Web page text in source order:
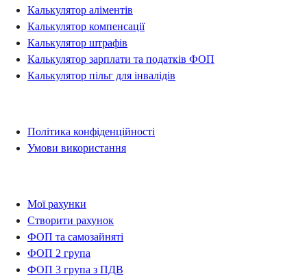
Калькулятор аліментів
Калькулятор компенсації
Калькулятор штрафів
Калькулятор зарплати та податків ФОП
Калькулятор пільг для інвалідів
Політика конфіденційності
Умови використання
Мої рахунки
Створити рахунок
ФОП та самозайняті
ФОП 2 група
ФОП 3 група з ПДВ